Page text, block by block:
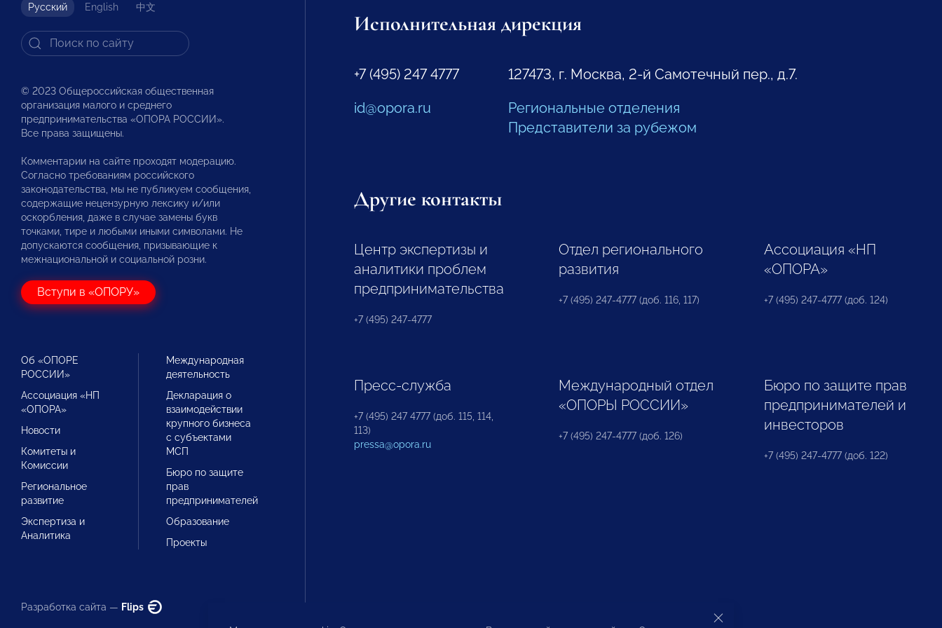
Русский English 中文
© 2023 Общероссийская общественная
организация малого и среднего
предпринимательства «ОПОРА РОССИИ».
Все права защищены.
Комментарии на сайте проходят модерацию.
Согласно требованиям российского
законодательства, мы не публикуем сообщения,
содержащие нецензурную лексику и/или
оскорбления, даже в случае замены букв
точками, тире и любыми иными символами. Не
допускаются сообщения, призывающие к
межнациональной и социальной розни.
Вступи в «ОПОРУ»
Об «ОПОРЕ
РОССИИ»
Ассоциация «НП
«ОПОРА»
Новости
Комитеты и
Комиссии
Региональное
развитие
Экспертиза и
Аналитика
Международная
деятельность
Декларация о
взаимодействии
крупного бизнеса
с субъектами
МСП
Бюро по защите
прав
предпринимателей
Образование
Проекты
Разработка сайта — Flips
Исполнительная дирекция
+7 (495) 247 4777
id@opora.ru
127473, г. Москва, 2-й Самотечный пер., д.7.
Региональные отделения
Представители за рубежом
Другие контакты
Центр экспертизы и
аналитики проблем
предпринимательства
+7 (495) 247-4777
Отдел регионального
развития
+7 (495) 247-4777 (доб. 116, 117)
Ассоциация «НП
«ОПОРА»
+7 (495) 247-4777 (доб. 124)
Пресс-служба
+7 (495) 247 4777 (доб. 115, 114,
113)
pressa@opora.ru
Международный отдел
«ОПОРЫ РОССИИ»
+7 (495) 247-4777 (доб. 126)
Бюро по защите прав
предпринимателей и
инвесторов
+7 (495) 247-4777 (доб. 122)